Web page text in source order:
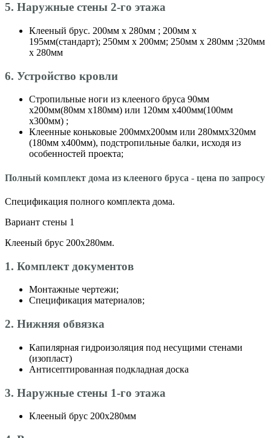
5. Наружные стены 2-го этажа
Клееный брус. 200мм х 280мм ; 200мм х
195мм(стандарт); 250мм х 200мм; 250мм х 280мм ;320мм
х 280мм
6. Устройство кровли
Стропильные ноги из клееного бруса 90мм
х200мм(80мм х180мм) или 120мм х400мм(100мм
х300мм) ;
Клеенные коньковые 200ммх200мм или 280ммх320мм
(180мм х400мм), подстропильные балки, исходя из
особенностей проекта;
Полный комплект дома из клееного бруса - цена по запросу
Спецификация полного комплекта дома.
Вариант стены 1
Клееный брус 200х280мм.
1. Комплект документов
Монтажные чертежи;
Спецификация материалов;
2. Нижняя обвязка
Капилярная гидроизоляция под несущими стенами
(изопласт)
Антисептированная подкладная доска
3. Наружные стены 1-го этажа
Клееный брус 200х280мм